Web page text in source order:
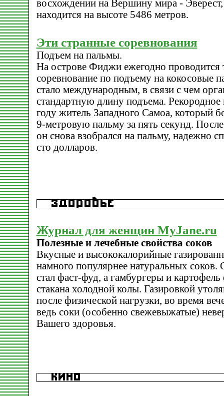
восхождении на Вершину мира -
находится на высоте 5486 метров.
Эти странные соревнования
Подъем на пальмы.
На острове Фиджи ежегодно проводится
соревнование по подъему на кокосовые
стало международным, в связи с чем
стандартную длину подъема. Рекородное
году житель Западного Самоа, который
9-метровую пальму за пять секунд.
он снова взобрался на пальму, надежно
сто долларов.
Журнал для женщин MyJane.ru
Полезные и лечебные свойства соков
Вкусные и высококалорийные
намного популярнее натуральных
стал фаст-фуд, а гамбургеры и
стакана холодной колы. Газировкой
после физической нагрузки, во время
ведь соки (особенно свежевыжатые)
Вашего здоровья.